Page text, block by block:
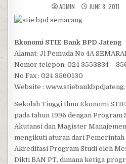
ADMIN JUNE 8, 2011
Ekonomi STIE Bank BPD Jateng
Alamat: Jl Pemuda No 4A
Nomor telepon: 024 3553834 –
No Fax : 024 3560130
Website :
Sekolah Tinggi Ilmu Ekonomi
pada tahun 1996 dengan Program
Akutansi dan Magister
mengikuti aturan dari
Akreditasi Program Studi oleh
Dikti BAN PT, dimana ketiga